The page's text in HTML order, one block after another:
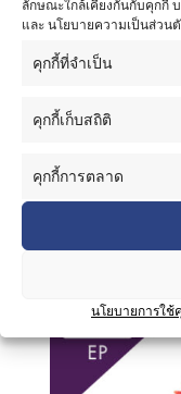
ลักษณะใกล้เคียงกันกับคุกกี้
และ นโยบายความเป็นส่วน
คุกกี้ที่จำเป็น
คุกกี้เก็บสถิติ
คุกกี้การตลาด
นโยบายการใช้
ไทย ลำต้นมีความสูง 5-
ต้นกำเนิดเช่น จีน และ
เนื่องจากกรดในกระเ
สารสำคัญที่พบในเมล็ด
Leucocyanidin